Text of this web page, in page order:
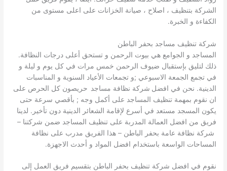
الشركة بتنظيف ، اصلاح ، صيانة الخزانات على اعلى مستوى من
الكفاءة و الخبرة.
شركة تنظيف مساجد بحفر الباطن
المساجد و الجوامع هي بيوت الرحمن و تستحق أعلى درجات النظافة.
ذلك لتليق بإستقبال ضيوف الرحمن خمس مرات في كل يوم و ليلة و
في تجمع الجمعة الاسبوعي ;و تجمعات الأعياد السنوية و المناسبات
الدينية. نحن في افضل شركة نظافة مساجد حريصون كل الحرص على
ان نقوم بمهمة تنظيف المساجد على أكمل وجه ; بأقصي سرعة حتى
يكون المسجد مستعد في أسرع لإقامة الشعائر الدينية دون تأخير. لدينا
فريق من افضل العمالة المدربة على تنظيف المساجد ضمن شركتنا –
شركة نظافة عامة بحفر الباطن – هذا الفريق مدرب على نظافة
المساحات الواسعة باستخدام افضل المواد و أحدث الاجهزة.
نقوم في افضل شركة تنظيف بحفر الباطن بتقسيم فريق العمل إلى